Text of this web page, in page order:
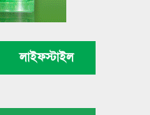
লাইফস্টাইল